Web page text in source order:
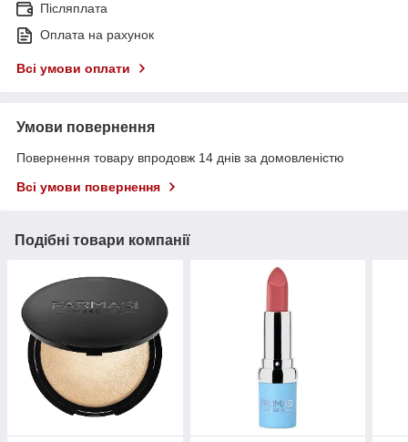
Післяплата
Оплата на рахунок
Всі умови оплати
Умови повернення
Повернення товару впродовж 14 днів за домовленістю
Всі умови повернення
Подібні товари компанії